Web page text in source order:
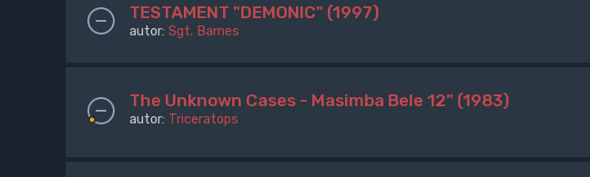
TESTAMENT "DEMONIC" (1997)
autor: Sgt. Barnes
The Unknown Cases - Masimba Bele 12" (1983)
autor: Triceratops